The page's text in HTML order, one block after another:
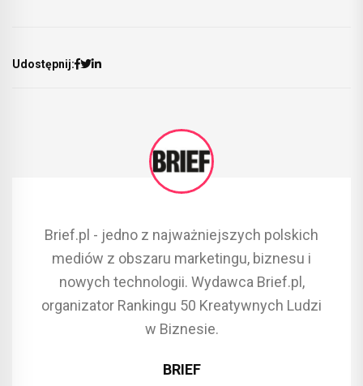
Udostępnij:
Brief.pl - jedno z najważniejszych polskich
mediów z obszaru marketingu, biznesu i
nowych technologii. Wydawca Brief.pl,
organizator Rankingu 50 Kreatywnych Ludzi
w Biznesie.
BRIEF